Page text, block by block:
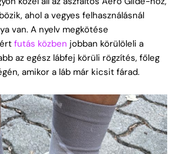
ahol a vegyes felhasználásnál
van. A nyelv megkötése
futás közben jobban körülöleli a
az egész lábfej körüli rögzítés, főleg
amikor a láb már kicsit fárad.